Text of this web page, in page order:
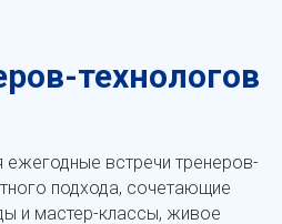
технологов
ежегодные встречи тренеров-
подхода, сочетающие
и мастер-классы, живое